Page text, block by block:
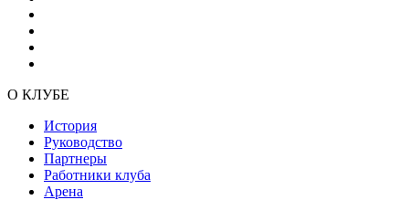
О КЛУБЕ
История
Руководство
Партнеры
Работники клуба
Арена